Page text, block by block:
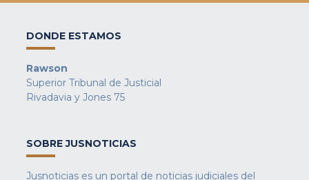
DONDE ESTAMOS
Rawson
Superior Tribunal de Justicial
Rivadavia y Jones 75
SOBRE JUSNOTICIAS
Jusnoticias es un portal de noticias judiciales del